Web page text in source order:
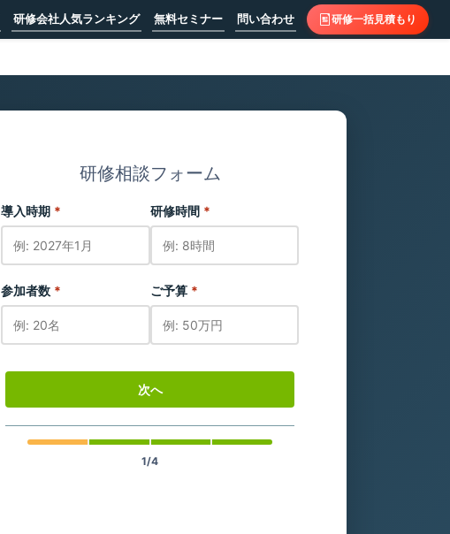
研修会社人気ランキング 無料セミナー 問い合わせ 研修一括見積もり
研修相談フォーム
導入時期 * 研修時間 *
参加者数 * ご予算 *
次へ
1/4